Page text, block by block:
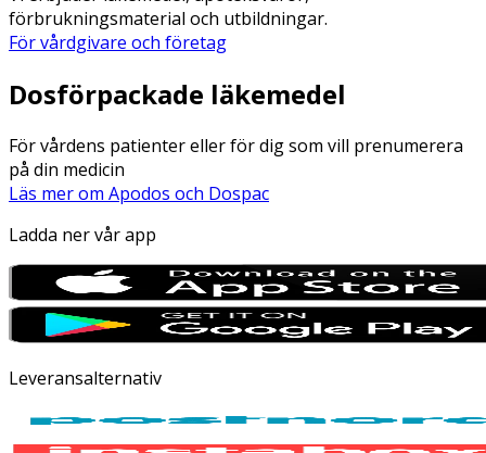
förbrukningsmaterial och utbildningar.
För vårdgivare och företag
Dosförpackade läkemedel
För vårdens patienter eller för dig som vill prenumerera
på din medicin
Läs mer om Apodos och Dospac
Ladda ner vår app
Leveransalternativ